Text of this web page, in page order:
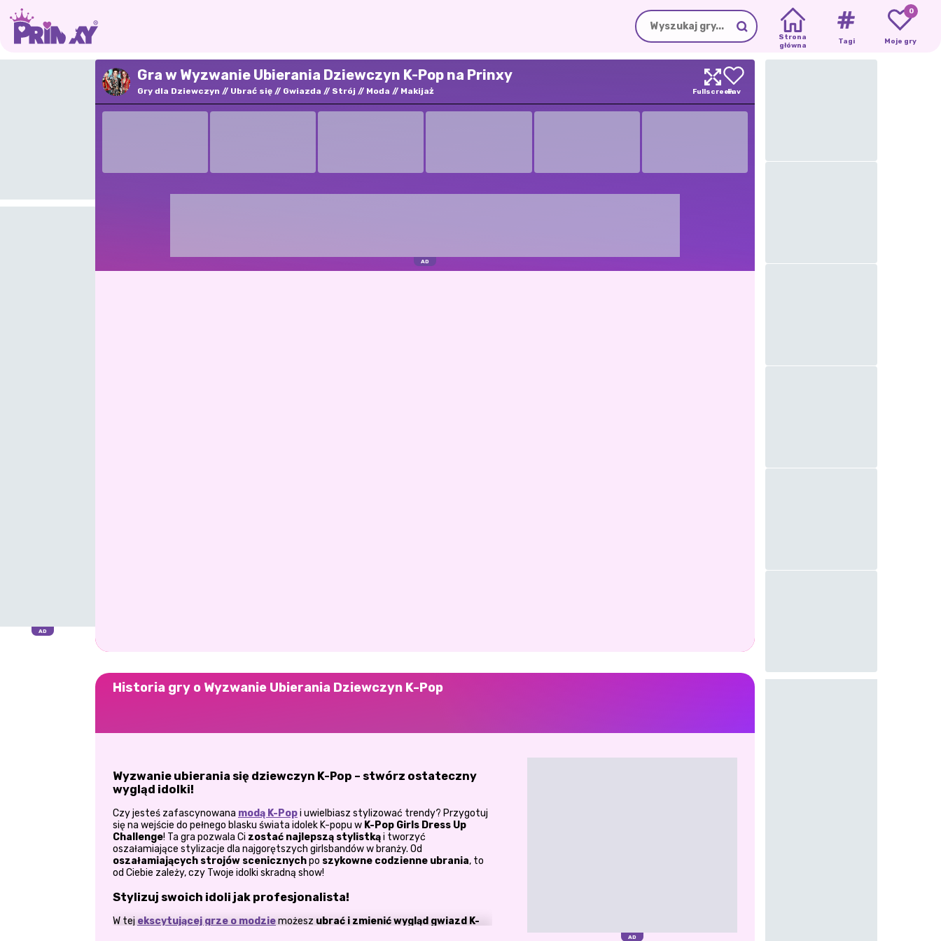
Strona
główna
Tagi
0
Moje gry
Gra w Wyzwanie Ubierania Dziewczyn K-Pop na Prinxy
Gry dla Dziewczyn Ubrać się Gwiazda Strój Moda Makijaż
Historia gry o Wyzwanie Ubierania Dziewczyn K-Pop
Wyzwanie ubierania się dziewczyn K-Pop – stwórz ostateczny
wygląd idolki!
Czy jesteś zafascynowana modą K-Popi uwielbiasz stylizować trendy? Przygotuj
się na wejście do pełnego blasku świata idolek K-popu w K-Pop Girls Dress Up
Challenge! Ta gra pozwala Ci zostać najlepszą stylistkąi tworzyć
oszałamiające stylizacje dla najgorętszych girlsbandów w branży. Od
oszałamiających strojów scenicznychpo szykowne codzienne ubrania, to
od Ciebie zależy, czy Twoje idolki skradną show!
Stylizuj swoich idoli jak profesjonalista!
W tej ekscytującej grze o modziemożesz ubrać i zmienić wygląd gwiazd K-